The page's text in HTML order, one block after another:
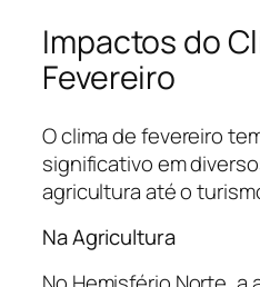
Impactos do
Fevereiro
O clima de fevereiro
significativo em
agricultura até o
Na Agricultura